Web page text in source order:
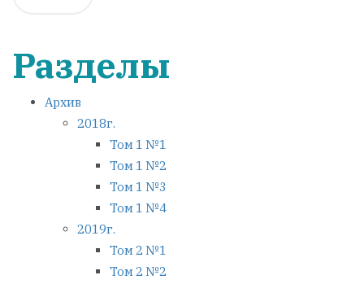
Разделы
Архив
2018г.
Том 1 №1
Том 1 №2
Том 1 №3
Том 1 №4
2019г.
Том 2 №1
Том 2 №2